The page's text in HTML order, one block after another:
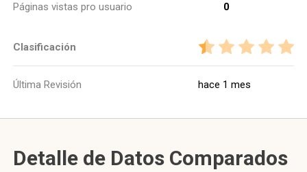
Páginas vistas pro usuario
0
Clasificación
Última Revisión hace 1 mes
Detalle de Datos Comparados